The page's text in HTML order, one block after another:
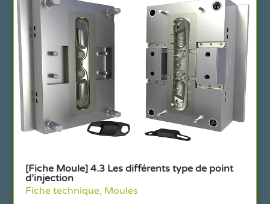
[Fiche Moule] 4.3 Les différents type de point
d’injection
Fiche technique, Moules